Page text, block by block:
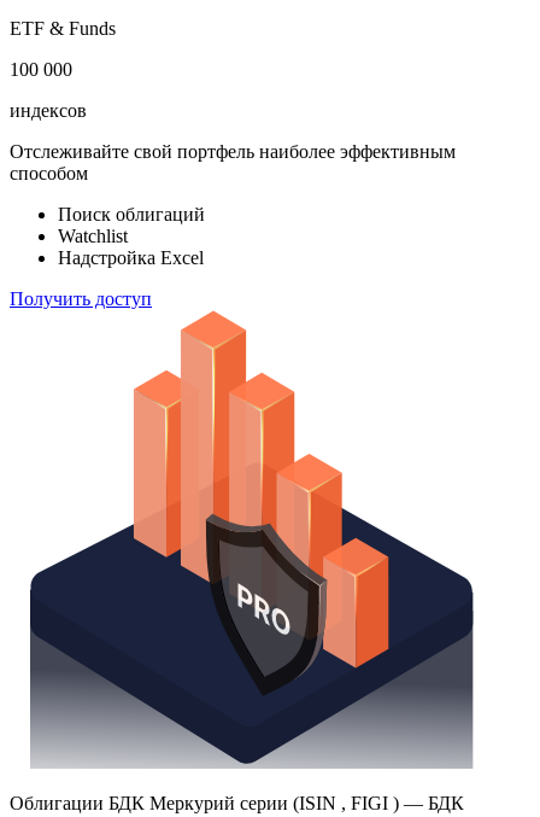
акций
183 824
ETF & Funds
100 000
Отслеживайте свой портфель наиболее эффективным
способом
Поиск облигаций
Надстройка Excel
Получить доступ